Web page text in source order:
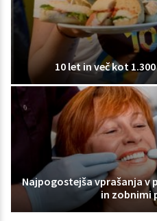
10 let in več kot
Najpogostejša vprašanja v
in zobnimi